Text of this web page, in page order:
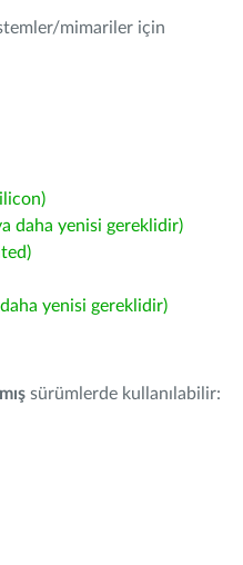
mimariler için
daha yenisi gereklidir)
yenisi gereklidir)
sürümlerde kullanılabilir: